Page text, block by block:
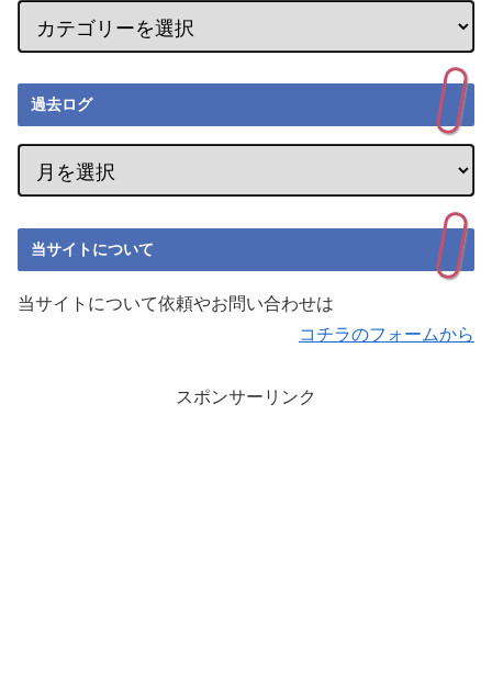
過去ログ
当サイトについて
当サイトについて依頼やお問い合わせは
コチラのフォームから
スポンサーリンク